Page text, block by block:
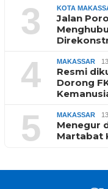
3 KOTA
Jalan
4 MAKASSAR
Resmi
Dorong
5 MAKASSAR
Menegur
Martabat